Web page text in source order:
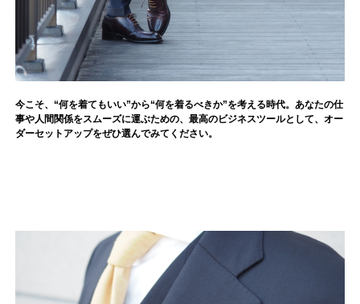
今こそ、“何を着てもいい”から“何を着るべきか”を考える時代。あなたの仕
事や人間関係をスムーズに運ぶための、最高のビジネスツールとして、オー
ダーセットアップをぜひ選んでみてください。